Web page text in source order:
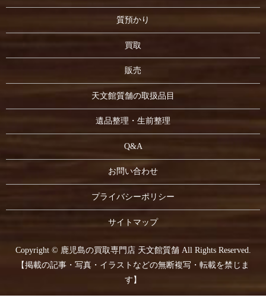
質預かり
買取
販売
天文館質舗の取扱品目
遺品整理・生前整理
Q&A
お問い合わせ
プライバシーポリシー
サイトマップ
Copyright © 鹿児島の買取専門店 天文館質舗 All Rights Reserved.
【掲載の記事・写真・イラストなどの無断複写・転載を禁じま
す】